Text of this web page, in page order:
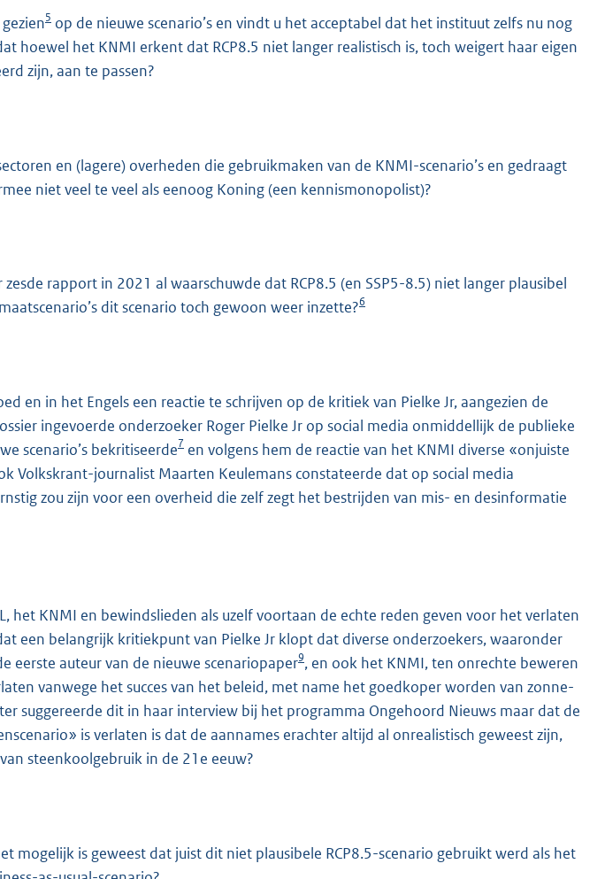
5 op de nieuwe scenario’s en vindt u het acceptabel dat het instituut zelfs nu nog
hoewel het KNMI erkent dat RCP8.5 niet langer realistisch is, toch weigert haar eigen
zijn, aan te passen?
en (lagere) overheden die gebruikmaken van de KNMI-scenario’s en gedraagt
niet veel te veel als eenoog Koning (een kennismonopolist)?
rapport in 2021 al waarschuwde dat RCP8.5 (en SSP5-8.5) niet langer plausibel
dit scenario toch gewoon weer inzette?6
en in het Engels een reactie te schrijven op de kritiek van Pielke Jr, aangezien de
ingevoerde onderzoeker Roger Pielke Jr op social media onmiddellijk de publieke
scenario’s bekritiseerde7 en volgens hem de reactie van het KNMI diverse «onjuiste
Volkskrant-journalist Maarten Keulemans constateerde dat op social media
zou zijn voor een overheid die zelf zegt het bestrijden van mis- en desinformatie
het KNMI en bewindslieden als uzelf voortaan de echte reden geven voor het verlaten
een belangrijk kritiekpunt van Pielke Jr klopt dat diverse onderzoekers, waaronder
eerste auteur van de nieuwe scenariopaper9, en ook het KNMI, ten onrechte beweren
vanwege het succes van het beleid, met name het goedkoper worden van zonne-
suggereerde dit in haar interview bij het programma Ongehoord Nieuws maar dat de
is verlaten is dat de aannames erachter altijd al onrealistisch geweest zijn,
steenkoolgebruik in de 21e eeuw?
mogelijk is geweest dat juist dit niet plausibele RCP8.5-scenario gebruikt werd als het